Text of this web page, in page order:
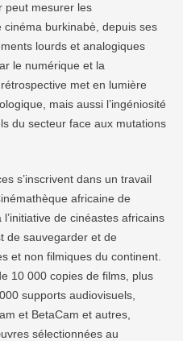
peut mesurer les
cinéma burkinabè, depuis ses
lourds et analogiques
le numérique et la
met en lumière
mais aussi l’ingéniosité
du secteur face aux mutations
s’inscrivent dans un travail
africaine de
de cinéastes africains
de sauvegarder et de
et non filmiques du continent.
10 000 copies de films, plus
supports audiovisuels,
et BetaCam et autres,
sélectionnées au